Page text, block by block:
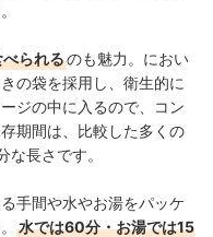
られるのも魅力 。 におい
の袋を採用し、衛生的に
ジの中に入るので、コン
期間は、比較した多くの
長さです。
手間や水やお湯をパッケ
水では60分・お湯では15